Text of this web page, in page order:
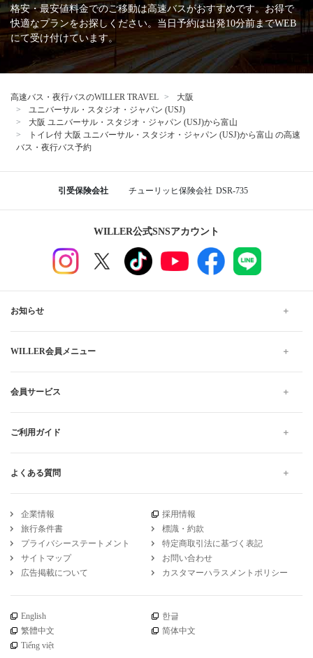
格安・最安値料金でのご移動は高速バスがおすすめです。お得で
快適なプランをお探しください。当日予約は出発10分前までWEB
にて受け付けています。
高速バス・夜行バスのWILLER TRAVEL
大阪
ユニバーサル・スタジオ・ジャパン (USJ)
大阪 ユニバーサル・スタジオ・ジャパン (USJ)から富山
トイレ付 大阪 ユニバーサル・スタジオ・ジャパン (USJ)から富山 の高速
バス・夜行バス予約
引受保険会社 チューリッヒ保険会社 DSR-735
WILLER公式SNSアカウント
お知らせ
WILLER会員メニュー
会員サービス
ご利用ガイド
よくある質問
企業情報
採用情報
旅行条件書
標識・約款
プライバシーステートメント
特定商取引法に基づく表記
サイトマップ
お問い合わせ
広告掲載について
カスタマーハラスメントポリシー
English
한글
繁體中文
简体中文
Tiếng việt